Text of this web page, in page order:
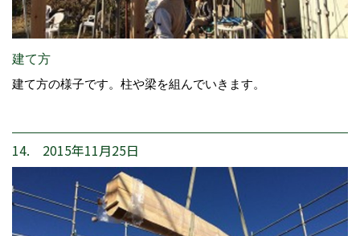
建て方
建て方の様子です。柱や梁を組んでいきます。
14. 2015年11月25日